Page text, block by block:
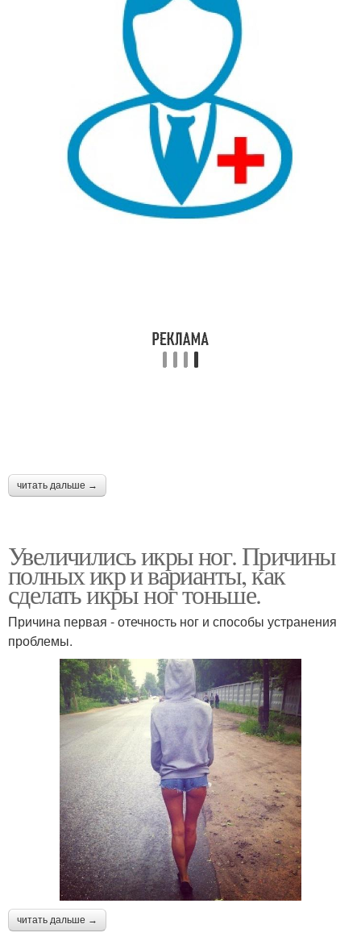
Большие икры Икры от природы
читать дальше →
Увеличились икры ног. Причины
полных икр и варианты, как
сделать икры ног тоньше.
Причина первая - отечность ног и способы устранения
проблемы.
читать дальше →